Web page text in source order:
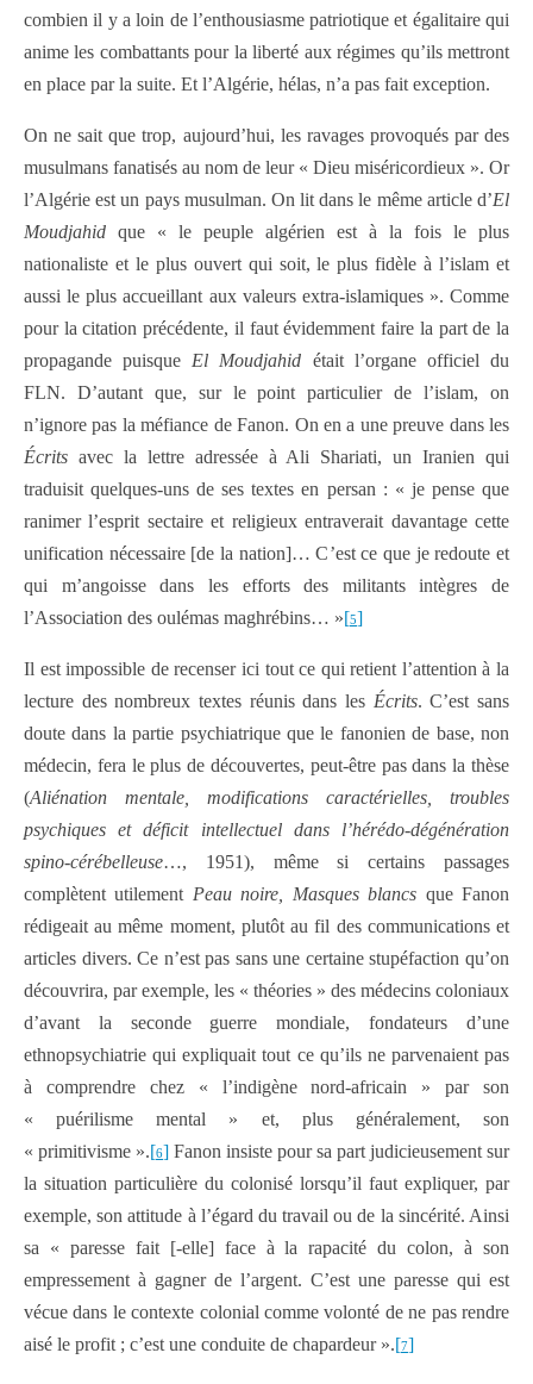
combien il y a loin de l’enthousiasme patriotique et égalitaire qui
anime les combattants pour la liberté aux régimes qu’ils mettront
en place par la suite. Et l’Algérie, hélas, n’a pas fait exception.
On ne sait que trop, aujourd’hui, les ravages provoqués par des
musulmans fanatisés au nom de leur « Dieu miséricordieux ». Or
l’Algérie est un pays musulman. On lit dans le même article d’El
Moudjahid que « le peuple algérien est à la fois le plus
nationaliste et le plus ouvert qui soit, le plus fidèle à l’islam et
aussi le plus accueillant aux valeurs extra-islamiques ». Comme
pour la citation précédente, il faut évidemment faire la part de la
propagande puisque El Moudjahid était l’organe officiel du
FLN. D’autant que, sur le point particulier de l’islam, on
n’ignore pas la méfiance de Fanon. On en a une preuve dans les
Écrits avec la lettre adressée à Ali Shariati, un Iranien qui
traduisit quelques-uns de ses textes en persan : « je pense que
ranimer l’esprit sectaire et religieux entraverait davantage cette
unification nécessaire [de la nation]… C’est ce que je redoute et
qui m’angoisse dans les efforts des militants intègres de
l’Association des oulémas maghrébins… »[5]
Il est impossible de recenser ici tout ce qui retient l’attention à la
lecture des nombreux textes réunis dans les Écrits. C’est sans
doute dans la partie psychiatrique que le fanonien de base, non
médecin, fera le plus de découvertes, peut-être pas dans la thèse
(Aliénation mentale, modifications caractérielles, troubles
psychiques et déficit intellectuel dans l’hérédo-dégénération
spino-cérébelleuse…, 1951), même si certains passages
complètent utilement Peau noire, Masques blancs que Fanon
rédigeait au même moment, plutôt au fil des communications et
articles divers. Ce n’est pas sans une certaine stupéfaction qu’on
découvrira, par exemple, les « théories » des médecins coloniaux
d’avant la seconde guerre mondiale, fondateurs d’une
ethnopsychiatrie qui expliquait tout ce qu’ils ne parvenaient pas
à comprendre chez « l’indigène nord-africain » par son
« puérilisme mental » et, plus généralement, son
« primitivisme ».[6] Fanon insiste pour sa part judicieusement sur
la situation particulière du colonisé lorsqu’il faut expliquer, par
exemple, son attitude à l’égard du travail ou de la sincérité. Ainsi
sa « paresse fait [-elle] face à la rapacité du colon, à son
empressement à gagner de l’argent. C’est une paresse qui est
vécue dans le contexte colonial comme volonté de ne pas rendre
aisé le profit ; c’est une conduite de chapardeur ».[7]